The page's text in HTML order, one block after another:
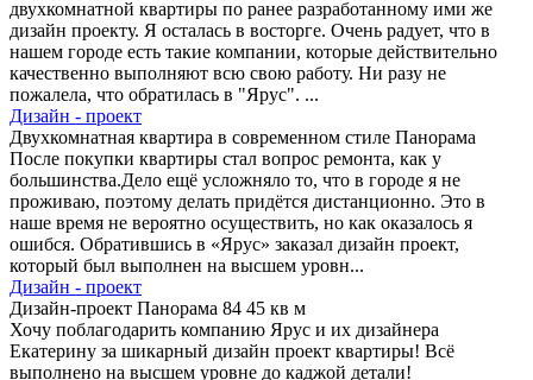
двухкомнатной квартиры по ранее разработанному ими же
дизайн проекту. Я осталась в восторге. Очень радует, что в
нашем городе есть такие компании, которые действительно
качественно выполняют всю свою работу. Ни разу не
пожалела, что обратилась в "Ярус". ...
Дизайн - проект
Двухкомнатная квартира в современном стиле Панорама
После покупки квартиры стал вопрос ремонта, как у
большинства.Дело ещё усложняло то, что в городе я не
проживаю, поэтому делать придётся дистанционно. Это в
наше время не вероятно осуществить, но как оказалось я
ошибся. Обратившись в «Ярус» заказал дизайн проект,
который был выполнен на высшем уровн...
Дизайн - проект
Дизайн-проект Панорама 84 45 кв м
Хочу поблагодарить компанию Ярус и их дизайнера
Екатерину за шикарный дизайн проект квартиры! Всё
выполнено на высшем уровне до каджой детали!